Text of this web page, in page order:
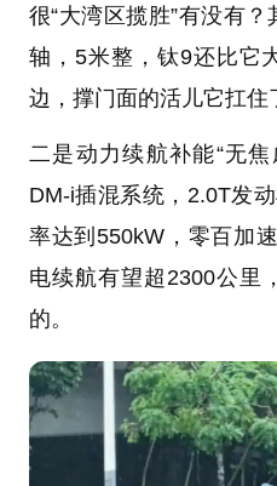
很“大湾区揽胜”有没有
轴，5米整，钛9还比它
边，撑门面的活儿它扛住
二是动力续航补能“无
DM-i插混系统，2.0T发
率达到550kW，零百加
电续航有望超2300公里
的。